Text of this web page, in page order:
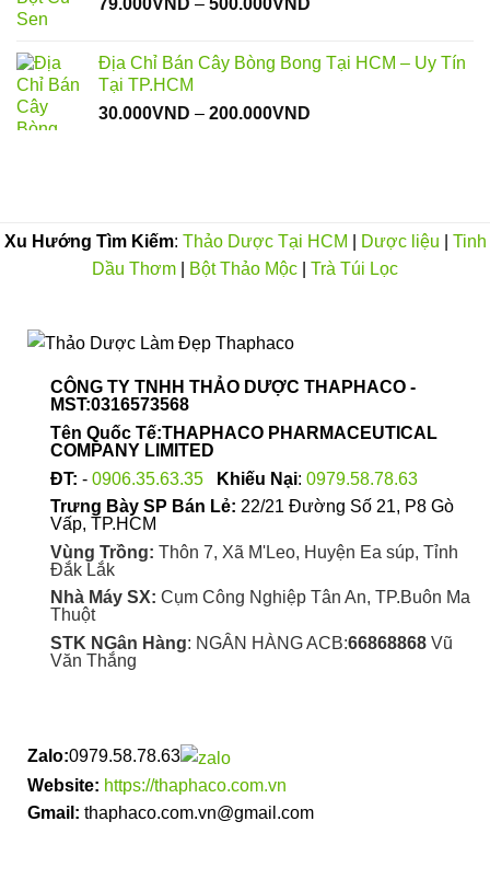
79.000VND – 500.000VND
79.000VND
Địa Chỉ Bán Cây Bòng Bong Tại HCM – Uy Tín
Tại TP.HCM
30.000VND – 200.000VND
Xu Hướng Tìm Kiếm: Thảo Dược Tại HCM Dược liệu
Tinh
Dầu Thơm
Bột Thảo Mộc Trà Túi Lọc
CÔNG TY TNHH THẢO DƯỢC THAPHACO -
MST:0316573568
Tên Quốc Tế:THAPHACO PHARMACEUTICAL
COMPANY LIMITED
ĐT: - 0906.35.63.35 Khiếu Nại: 0979.58.78.63
Trưng Bày SP Bán Lẻ: 22/21 Đường Số 21, P8 Gò
Vấp, TP.HCM
Vùng Trồng: Thôn 7, Xã M'Leo, Huyện Ea súp, Tỉnh
Đắk Lắk
Nhà Máy SX: Cụm Công Nghiệp Tân An, TP.Buôn Ma
Thuột
STK NGân Hàng: NGÂN HÀNG ACB:66868868Vũ
Văn Thắng
Zalo:0979.58.78.63
Website: https://thaphaco.com.vn
Gmail: thaphaco.com.vn@gmail.com